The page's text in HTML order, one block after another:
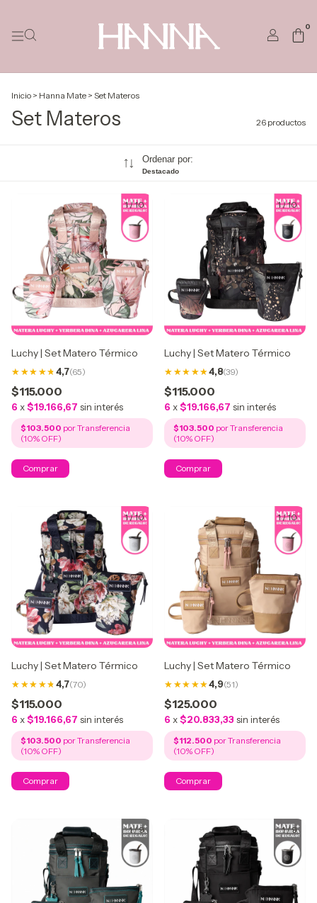
0
Inicio > Hanna Mate > Set Materos
Set Materos 26 productos
Ordenar por:
Destacado
1/10
Luchy | Set Matero Térmico
4,7(65)
$115.000
6 x$19.166,67 sin interés
$103.500
1/10
Luchy | Set Matero Térmico
4,8(39)
$115.000
6 x$19.166,67 sin interés
$103.500
1/10
Luchy | Set Matero Térmico
4,7(70)
$115.000
6 x$19.166,67 sin interés
$103.500
1/10
Luchy | Set Matero Térmico
4,9(51)
$125.000
6 x$20.833,33 sin interés
$112.500
1/9 1/9